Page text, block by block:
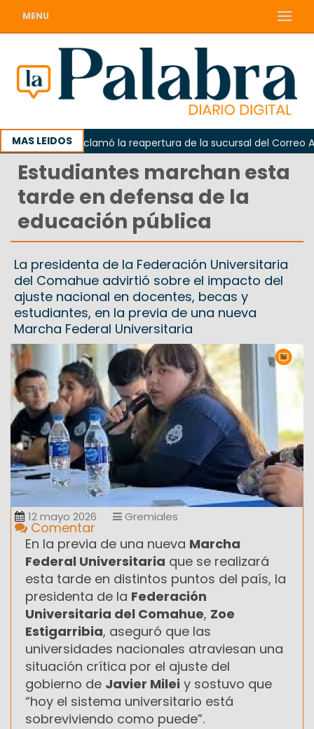
MENU
MAS LEIDOS
Odarda reclamó la reapertura de la sucursal del Correo
Estudiantes marchan esta
tarde en defensa de la
educación pública
La presidenta de la Federación Universitaria
del Comahue advirtió sobre el impacto del
ajuste nacional en docentes, becas y
estudiantes, en la previa de una nueva
Marcha Federal Universitaria
12 mayo 2026 Gremiales
Comentar
En la previa de una nueva Marcha
Federal Universitaria que se realizará
esta tarde en distintos puntos del país, la
presidenta de la Federación
Universitaria del Comahue, Zoe
Estigarribia, aseguró que las
universidades nacionales atraviesan una
situación crítica por el ajuste del
gobierno de Javier Milei y sostuvo que
“hoy el sistema universitario está
sobreviviendo como puede”.